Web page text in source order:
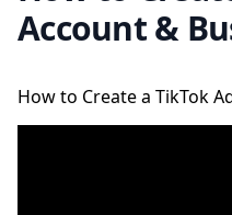
Account &
How to Create a TikTok